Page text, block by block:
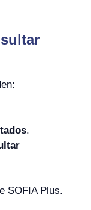
.
SOFIA Plus.